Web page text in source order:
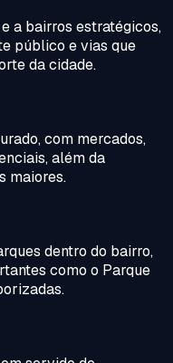
a bairros estratégicos,
público e vias que
da cidade.
com mercados,
além da
maiores.
dentro do bairro,
como o Parque